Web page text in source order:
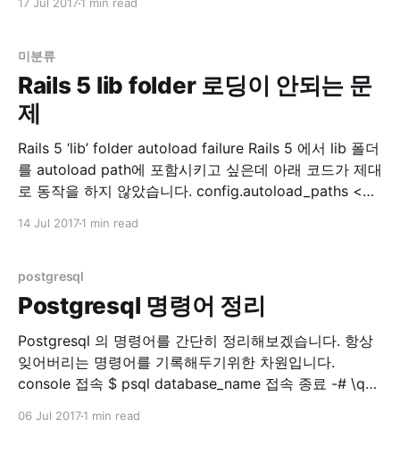
17 Jul 20171 min read
미분류
Rails 5 lib folder 로딩이 안되는 문
제
Rails 5 ‘lib’ folder autoload failure Rails 5 에서 lib 폴더
를 autoload path에 포함시키고 싶은데 아래 코드가 제대
로 동작을 하지 않았습니다. config.autoload_paths <<
14 Jul 20171 min read
postgresql
Postgresql 명령어 정리
Postgresql 의 명령어를 간단히 정리해보겠습니다. 항상
잊어버리는 명령어를 기록해두기위한 차원입니다.
console 접속 $ psql database_name 접속 종료 -# \q
06 Jul 20171 min read